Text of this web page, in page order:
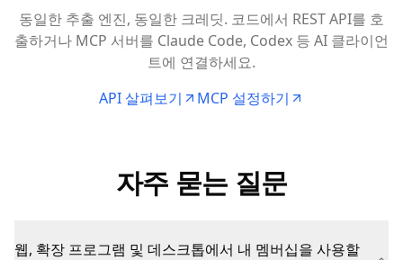
동일한 추출 엔진, 동일한 크레딧. 코드에서 REST API를 호
출하거나 MCP 서버를 Claude Code, Codex 등 AI 클라이언
트에 연결하세요.
API 살펴보기
MCP 설정하기
자주 묻는 질문
웹, 확장 프로그램 및 데스크톱에서 내 멤버십을 사용할